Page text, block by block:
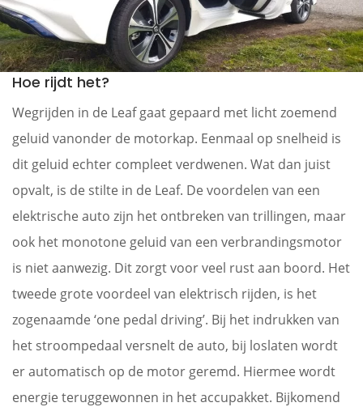
Hoe rijdt het?
Wegrijden in de Leaf gaat gepaard met licht zoemend
geluid vanonder de motorkap. Eenmaal op snelheid is
dit geluid echter compleet verdwenen. Wat dan juist
opvalt, is de stilte in de Leaf. De voordelen van een
elektrische auto zijn het ontbreken van trillingen, maar
ook het monotone geluid van een verbrandingsmotor
is niet aanwezig. Dit zorgt voor veel rust aan boord. Het
tweede grote voordeel van elektrisch rijden, is het
zogenaamde ‘one pedal driving’. Bij het indrukken van
het stroompedaal versnelt de auto, bij loslaten wordt
er automatisch op de motor geremd. Hiermee wordt
energie teruggewonnen in het accupakket. Bijkomend